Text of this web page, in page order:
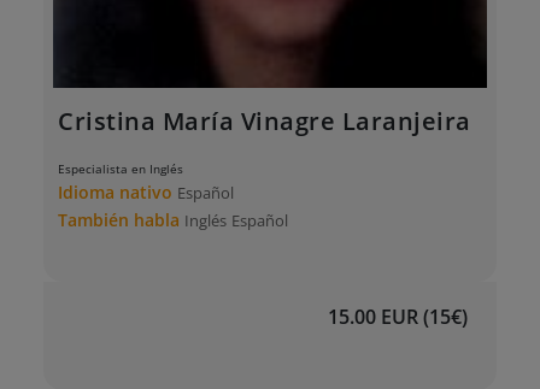
Cristina María Vinagre Laranjeira
Especialista en Inglés
Idioma nativo Español
También habla Inglés Español
15.00 EUR (15€)